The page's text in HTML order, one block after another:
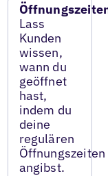
Lass
Kunden
wissen,
wann du
geöffnet
hast,
indem du
deine
regulären
Öffnungszeiten
angibst.